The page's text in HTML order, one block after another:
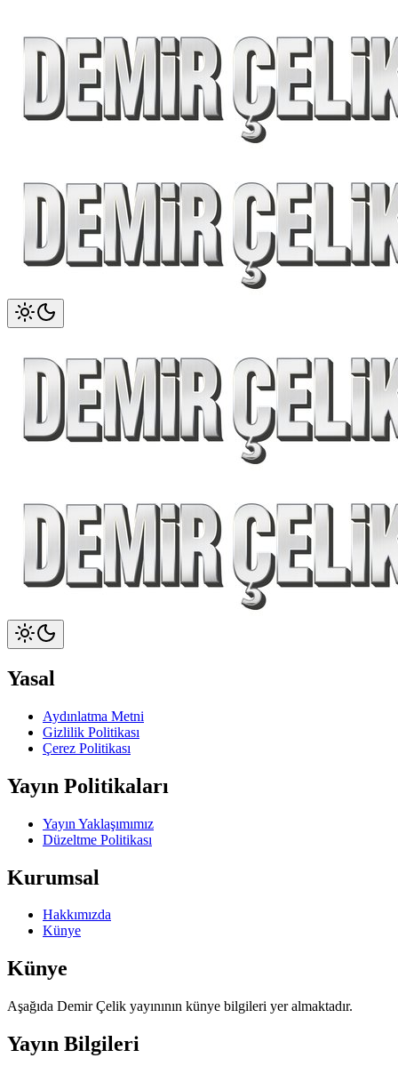
Yasal
Aydınlatma Metni
Gizlilik Politikası
Çerez Politikası
Yayın Politikaları
Yayın Yaklaşımımız
Düzeltme Politikası
Kurumsal
Hakkımızda
Künye
Künye
Aşağıda Demir Çelik yayınının künye bilgileri yer almaktadır.
Yayın Bilgileri